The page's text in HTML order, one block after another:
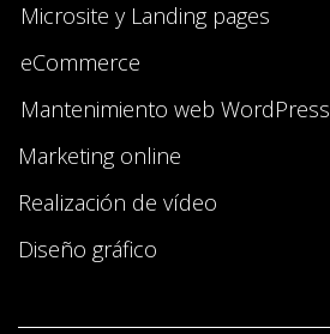
Microsite y Landing pages
eCommerce
Mantenimiento web WordPress
Marketing online
Realización de vídeo
Diseño gráfico